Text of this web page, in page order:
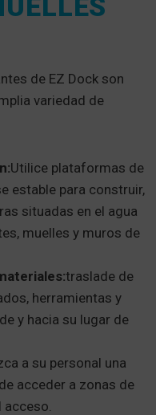
de EZ Dock son
variedad de
Utilice plataformas de
estable para construir,
situadas en el agua
muelles y muros de
traslade de
herramientas y
y hacia su lugar de
a su personal una
acceder a zonas de